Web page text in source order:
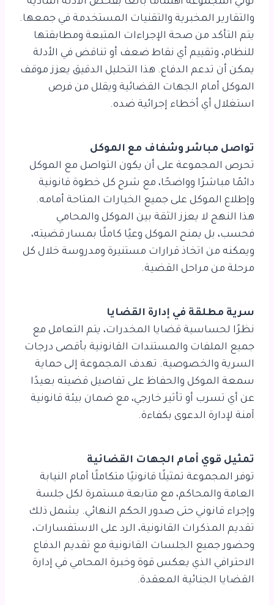
والتقارير المخبرية والتقنيات المستخدمة في جمعها.
يتم التأكد من صحة الإجراءات المتبعة ومطابقتها
للنظام، وتقييم أي نقاط ضعف أو تناقض في الأدلة
يمكن أن تدعم الدفاع. هذا التحليل الدقيق يعزز موقف
الموكل أمام الجهات القضائية ويقلل من فرص
استغلال أي أخطاء إجرائية ضده.
تواصل مباشر وشفاف مع الموكل
تحرص المجموعة على أن يكون التواصل مع الموكل
دائمًا مباشرًا وواضحًا، مع شرح كل خطوة قانونية
وإطلاع الموكل على جميع الخيارات المتاحة أمامه.
هذا النهج لا يعزز الثقة بين الموكل والمحامي
فحسب، بل يمنح الموكل وعيًا كاملًا بمسار قضيته،
ويمكنه من اتخاذ قرارات مستنيرة ومدروسة خلال كل
مرحلة من مراحل القضية.
سرية مطلقة في إدارة القضايا
نظرًا لحساسية قضايا المخدرات، يتم التعامل مع
جميع الملفات والمستندات القانونية بأقصى درجات
السرية والخصوصية. تهدف المجموعة إلى حماية
سمعة الموكل والحفاظ على تفاصيل قضيته بعيدًا
عن أي تسرب أو تأثير خارجي، مع ضمان بيئة قانونية
آمنة لإدارة الدعوى بكفاءة.
تمثيل قوي أمام الجهات القضائية
توفر المجموعة تمثيلًا قانونيًا متكاملًا أمام النيابة
العامة والمحاكم، مع متابعة مستمرة لكل جلسة
وإجراء قانوني حتى صدور الحكم النهائي. يشمل ذلك
تقديم المذكرات القانونية، الرد على الاستفسارات،
وحضور جميع الجلسات القانونية مع تقديم الدفاع
الاحترافي الذي يعكس قوة وخبرة المحامي في إدارة
القضايا الجنائية المعقدة.